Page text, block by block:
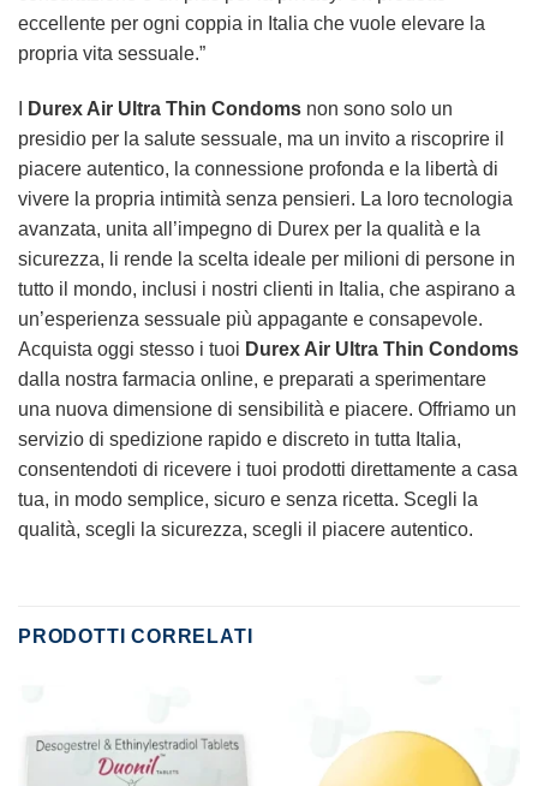
eccellente per ogni coppia in Italia che vuole elevare la
propria vita sessuale.”
Durex Air Ultra Thin Condoms non sono solo un
presidio per la salute sessuale, ma un invito a riscoprire il
piacere autentico, la connessione profonda e la libertà di
vivere la propria intimità senza pensieri. La loro tecnologia
avanzata, unita all’impegno di Durex per la qualità e la
sicurezza, li rende la scelta ideale per milioni di persone in
tutto il mondo, inclusi i nostri clienti in Italia, che aspirano a
un’esperienza sessuale più appagante e consapevole.
Acquista oggi stesso i tuoi Durex Air Ultra Thin Condoms
dalla nostra farmacia online, e preparati a sperimentare
una nuova dimensione di sensibilità e piacere. Offriamo un
servizio di spedizione rapido e discreto in tutta Italia,
consentendoti di ricevere i tuoi prodotti direttamente a casa
tua, in modo semplice, sicuro e senza ricetta. Scegli la
qualità, scegli la sicurezza, scegli il piacere autentico.
PRODOTTI CORRELATI